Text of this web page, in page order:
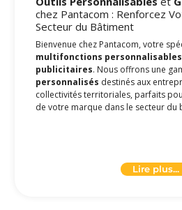
chez Pantacom : Renforcez
Secteur du Bâtiment
Bienvenue chez Pantacom, votre
multifonctions personnalisables
publicitaires. Nous offrons une
personnalisés destinés aux
collectivités territoriales, parfaits
de votre marque dans le secteur du
Des Outils du Quotidien à Votre
Lire plus...